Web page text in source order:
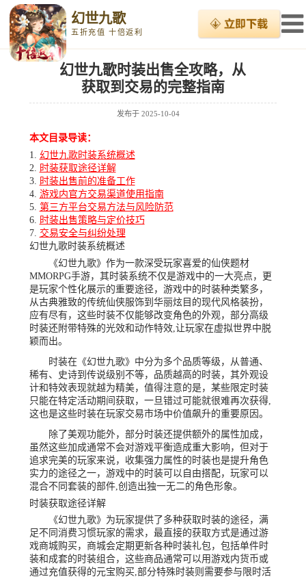
幻世九歌
五折充值 十倍返利
幻世九歌时装出售全攻略，从
获取到交易的完整指南
发布于2025-10-04
本文目录导读：
幻世九歌时装系统概述
时装获取途径详解
时装出售前的准备工作
游戏内官方交易渠道使用指南
第三方平台交易方法与风险防范
时装出售策略与定价技巧
交易安全与纠纷处理
幻世九歌时装系统概述
《幻世九歌》作为一款深受玩家喜爱的仙侠题材
MMORPG手游，其时装系统不仅是游戏中的一大亮点，更
是玩家个性化展示的重要途径，游戏中的时装种类繁多，
从古典雅致的传统仙侠服饰到华丽炫目的现代风格装扮，
应有尽有，这些时装不仅能够改变角色的外观，部分高级
时装还附带特殊的光效和动作特效,让玩家在虚拟世界中脱
颖而出。
时装在《幻世九歌》中分为多个品质等级，从普通、
稀有、史诗到传说级别不等，品质越高的时装，其外观设
计和特效表现就越为精美，值得注意的是，某些限定时装
只能在特定活动期间获取，一旦错过可能就很难再次获得,
这也是这些时装在玩家交易市场中价值飙升的重要原因。
除了美观功能外，部分时装还提供额外的属性加成，
虽然这些加成通常不会对游戏平衡造成重大影响，但对于
追求完美的玩家来说，收集强力属性的时装也是提升角色
实力的途径之一，游戏中的时装可以自由搭配，玩家可以
混合不同套装的部件,创造出独一无二的角色形象。
时装获取途径详解
《幻世九歌》为玩家提供了多种获取时装的途径，满
足不同消费习惯玩家的需求，最直接的获取方式是通过游
戏商城购买，商城会定期更新各种时装礼包，包括单件时
装和成套的时装组合，这些商品通常可以用游戏内货币或
通过充值获得的元宝购买,部分特殊时装则需要参与限时活